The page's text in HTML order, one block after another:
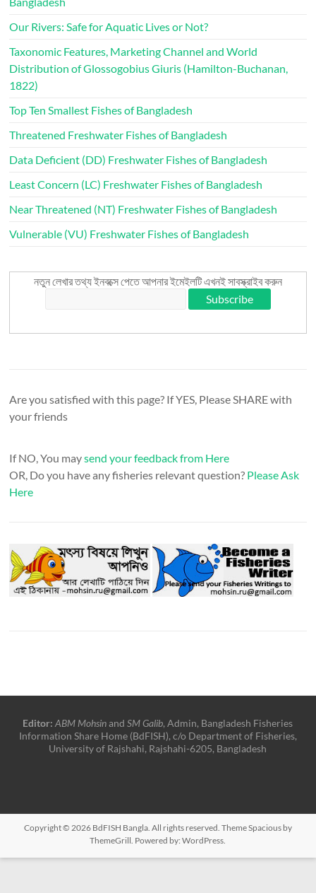
Our Rivers: Safe for Aquatic Lives or Not?
Taxonomic Features, Marketing Channel and World
Distribution of Glossogobius Giuris (Hamilton-Buchanan,
1822)
Top Ten Smallest Fishes of Bangladesh
Threatened Freshwater Fishes of Bangladesh
Data Deficient (DD) Freshwater Fishes of Bangladesh
Least Concern (LC) Freshwater Fishes of Bangladesh
Near Threatened (NT) Freshwater Fishes of Bangladesh
Vulnerable (VU) Freshwater Fishes of Bangladesh
নতুন লেখার তথ্য ইনবক্সে পেতে আপনার ইমেইলটি এখনই সাবস্ক্রাইব করুন
Are you satisfied with this page? If YES, Please SHARE with
your friends
If NO, You maysend your feedback from Here
OR, Do you have any fisheries relevant question? Please Ask
Here
Editor: ABM MohsinandSM Galib, Admin, Bangladesh Fisheries
Information Share Home (BdFISH), c/o Department of Fisheries,
University of Rajshahi, Rajshahi-6205, Bangladesh
Copyright © 2026 BdFISH Bangla. All rights reserved. ThemeSpaciousby
ThemeGrill. Powered by:WordPress.